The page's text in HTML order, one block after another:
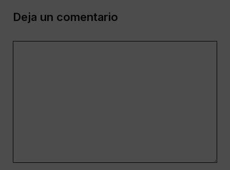
Deja un comentario